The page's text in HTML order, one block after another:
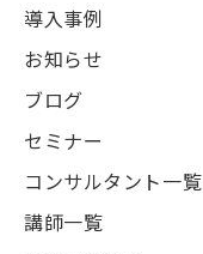
導入事例
お知らせ
ブログ
セミナー
コンサルタント一覧
講師一覧